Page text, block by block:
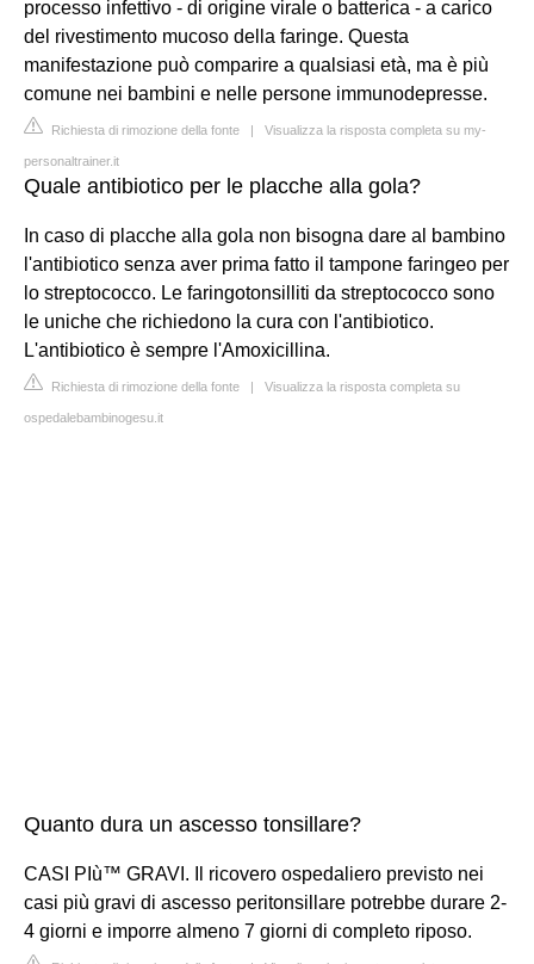
processo infettivo - di origine virale o batterica - a carico
del rivestimento mucoso della faringe. Questa
manifestazione può comparire a qualsiasi età, ma è più
comune nei bambini e nelle persone immunodepresse.
Richiesta di rimozione della fonte | Visualizza la risposta completa su my-
personaltrainer.it
Quale antibiotico per le placche alla gola?
In caso di placche alla gola non bisogna dare al bambino
l'antibiotico senza aver prima fatto il tampone faringeo per
lo streptococco. Le faringotonsilliti da streptococco sono
le uniche che richiedono la cura con l'antibiotico.
L'antibiotico è sempre l'Amoxicillina.
Richiesta di rimozione della fonte | Visualizza la risposta completa su
ospedalebambinogesu.it
Quanto dura un ascesso tonsillare?
CASI PIù™ GRAVI. Il ricovero ospedaliero previsto nei
casi più gravi di ascesso peritonsillare potrebbe durare 2-
4 giorni e imporre almeno 7 giorni di completo riposo.